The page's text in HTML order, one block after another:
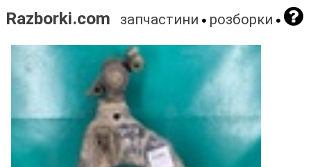
Razborki.com запчастини розборки